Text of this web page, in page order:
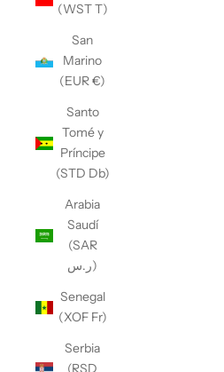
(WST T)
San
Marino
(EUR €)
Santo
Tomé y
Príncipe
(STD Db)
Arabia
Saudí
(SAR
ر.س)
Senegal
(XOF Fr)
Serbia
(RSD